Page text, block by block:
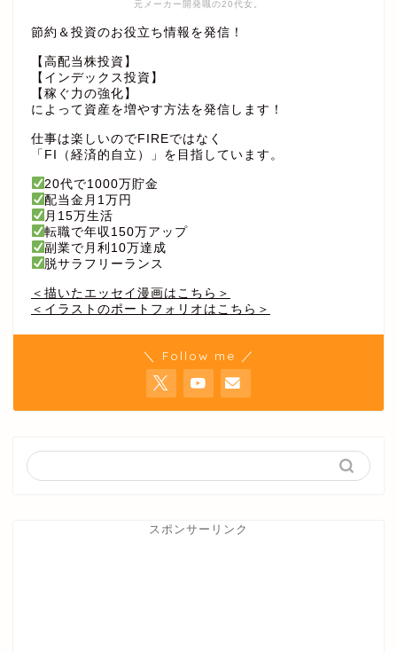
元メーカー開発職の20代女。
節約＆投資のお役立ち情報を発信！
【高配当株投資】
【インデックス投資】
【稼ぐ力の強化】
によって資産を増やす方法を発信します！
仕事は楽しいのでFIREではなく
「FI（経済的自立）」を目指しています。
20代で1000万貯金
配当金月1万円
月15万生活
転職で年収150万アップ
副業で月利10万達成
脱サラフリーランス
＜描いたエッセイ漫画はこちら＞
＜イラストのポートフォリオはこちら＞
＼ Follow me ／
スポンサーリンク